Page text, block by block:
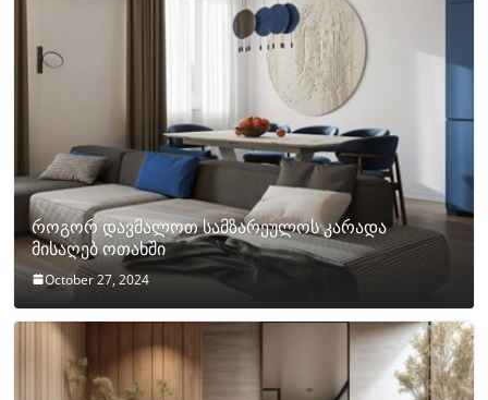
როგორ დავმალოთ სამზარეულოს კარადა
მისაღებ ოთახში
October 27, 2024